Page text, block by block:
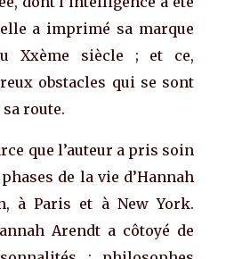
a imprimé sa marque
Xxème siècle ; et ce,
obstacles qui se sont
route.
que l’auteur a pris soin
de la vie d’Hannah
à Paris et à New York.
Arendt a côtoyé de